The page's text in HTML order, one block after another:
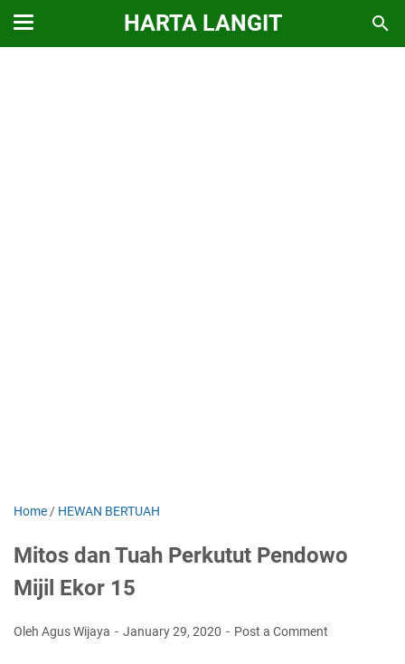
HARTA LANGIT
Home / HEWAN BERTUAH
Mitos dan Tuah Perkutut Pendowo
Mijil Ekor 15
Oleh Agus Wijaya January 29, 2020 Post a Comment